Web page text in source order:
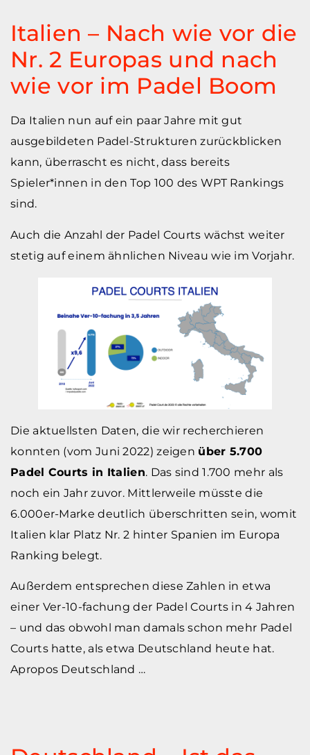
Italien – Nach wie vor die
Nr. 2 Europas und nach
wie vor im Padel Boom
Da Italien nun auf ein paar Jahre mit gut
ausgebildeten Padel-Strukturen zurückblicken
kann, überrascht es nicht, dass bereits
Spieler*innen in den Top 100 des WPT Rankings
sind.
Auch die Anzahl der Padel Courts wächst weiter
stetig auf einem ähnlichen Niveau wie im Vorjahr.
Die aktuellsten Daten, die wir recherchieren
konnten (vom Juni 2022) zeigen über 5.700
Padel Courts in Italien. Das sind 1.700 mehr als
noch ein Jahr zuvor. Mittlerweile müsste die
6.000er-Marke deutlich überschritten sein, womit
Italien klar Platz Nr. 2 hinter Spanien im Europa
Ranking belegt.
Außerdem entsprechen diese Zahlen in etwa
einer Ver-10-fachung der Padel Courts in 4 Jahren
– und das obwohl man damals schon mehr Padel
Courts hatte, als etwa Deutschland heute hat.
Apropos Deutschland …